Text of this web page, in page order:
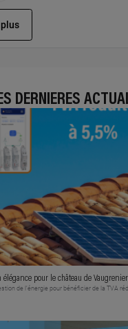
DERNIÈRES
pour le château de Vaugrenier
de l’énergie pour bénéficier de la TVA